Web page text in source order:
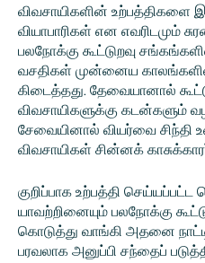
விவசாயிகளின்
வியாபாரிகள் என எவரிடமும்
பலநோக்கு கூட்டுறவு
வசதிகள் முன்னைய
கிடைத்தது. தேவையானால்
விவசாயிகளுக்கு கடன்களும்
சேவையினால் வியர்வை சிந்தி
விவசாயிகள் சின்னக்
குறிப்பாக உற்பத்தி
யாவற்றினையும் பலநோக்கு
கொடுத்து வாங்கி அதனை
பரவலாக அனுப்பி சந்தைப்